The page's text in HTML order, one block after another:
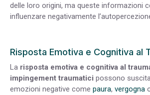
delle loro origini, ma queste informazioni
influenzare negativamente
Risposta Emotiva e Cognitiva al
La risposta emotiva e cognitiva al
impingement traumatici possono
emozioni negative come paura, vergogna